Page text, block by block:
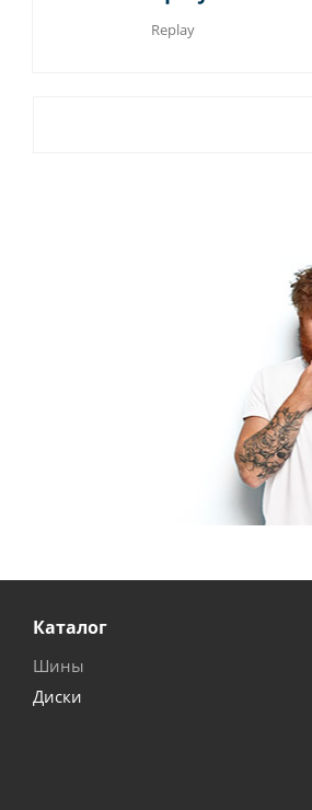
Replay
Каталог
Шины
Диски